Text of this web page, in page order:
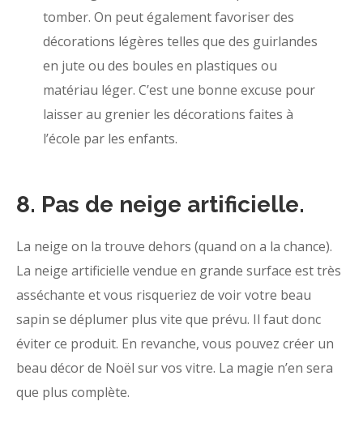
tomber. On peut également favoriser des
décorations légères telles que des guirlandes
en jute ou des boules en plastiques ou
matériau léger. C’est une bonne excuse pour
laisser au grenier les décorations faites à
l’école par les enfants.
8. Pas de neige artificielle.
La neige on la trouve dehors (quand on a la chance).
La neige artificielle vendue en grande surface est très
asséchante et vous risqueriez de voir votre beau
sapin se déplumer plus vite que prévu. Il faut donc
éviter ce produit. En revanche, vous pouvez créer un
beau décor de Noël sur vos vitre. La magie n’en sera
que plus complète.